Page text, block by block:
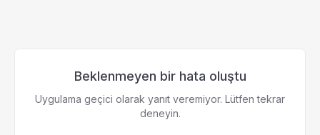
Beklenmeyen bir hata oluştu
Uygulama geçici olarak yanıt veremiyor. Lütfen tekrar
deneyin.